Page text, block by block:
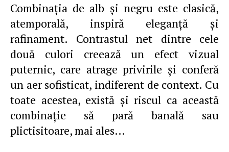
Combinația de alb și negru este clasică,
atemporală, inspiră eleganță și
rafinament. Contrastul net dintre cele
două culori creează un efect vizual
puternic, care atrage privirile și conferă
un aer sofisticat, indiferent de context. Cu
toate acestea, există și riscul ca această
combinație să pară banală sau
plictisitoare, mai ales…